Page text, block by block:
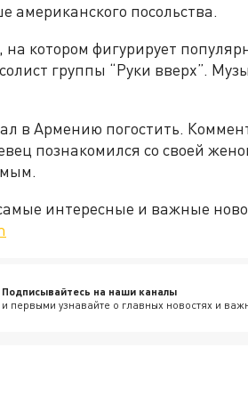
посольства.
котором фигурирует
группы “Руки вверх”.
в Армению погостить.
познакомился со своей
интересные и важные
Подписывайтесь на наши каналы
и первыми узнавайте о главных новостях и